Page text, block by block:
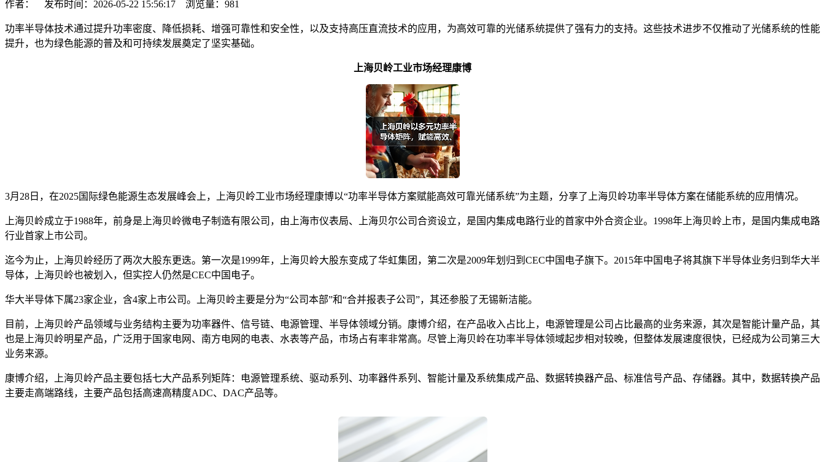
作者： 发布时间：2026-05-22 15:56:17 浏览量： 981
功率半导体技术通过提升功率密度、降低损耗、增强可靠性和安全性，以及支持高压直流技术的应用，为高效可靠的光储系统提供了强有力的支持。这些技术进步不仅推动了光储系统的性能
提升，也为绿色能源的普及和可持续发展奠定了坚实基础。
上海贝岭工业市场经理康博
3月28日，在2025国际绿色能源生态发展峰会上，上海贝岭工业市场经理康博以“功率半导体方案赋能高效可靠光储系统”为主题，分享了上海贝岭功率半导体方案在储能系统的应用情况。
上海贝岭成立于1988年，前身是上海贝岭微电子制造有限公司，由上海市仪表局、上海贝尔公司合资设立，是国内集成电路行业的首家中外合资企业。1998年上海贝岭上市，是国内集成电路
行业首家上市公司。
迄今为止，上海贝岭经历了两次大股东更迭。第一次是1999年，上海贝岭大股东变成了华虹集团，第二次是2009年划归到CEC中国电子旗下。2015年中国电子将其旗下半导体业务归到华大半
导体，上海贝岭也被划入，但实控人仍然是CEC中国电子。
华大半导体下属23家企业，含4家上市公司。上海贝岭主要是分为“公司本部”和“合并报表子公司”，其还参股了无锡新洁能。
目前，上海贝岭产品领域与业务结构主要为功率器件、信号链、电源管理、半导体领域分销。康博介绍，在产品收入占比上，电源管理是公司占比最高的业务来源，其次是智能计量产品，其
也是上海贝岭明星产品，广泛用于国家电网、南方电网的电表、水表等产品，市场占有率非常高。尽管上海贝岭在功率半导体领域起步相对较晚，但整体发展速度很快，已经成为公司第三大
业务来源。
康博介绍，上海贝岭产品主要包括七大产品系列矩阵：电源管理系统、驱动系列、功率器件系列、智能计量及系统集成产品、数据转换器产品、标准信号产品、存储器。其中，数据转换产品
主要走高端路线，主要产品包括高速高精度ADC、DAC产品等。